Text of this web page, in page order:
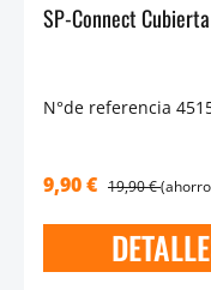
SP-Connect
N°de referencia
9,90 € 19,90 €